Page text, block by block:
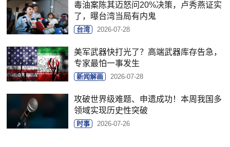
毒油案陈其迈怒问20%决策，卢秀燕证实
了，曝台湾当局有内鬼
台湾 2026-07-28
美军武器快打光了？高端武器库存告急，
专家最怕一事发生
新闻解画 2026-07-28
攻破世界级难题、申遗成功！本周我国多
领域实现历史性突破
时事 2026-07-26